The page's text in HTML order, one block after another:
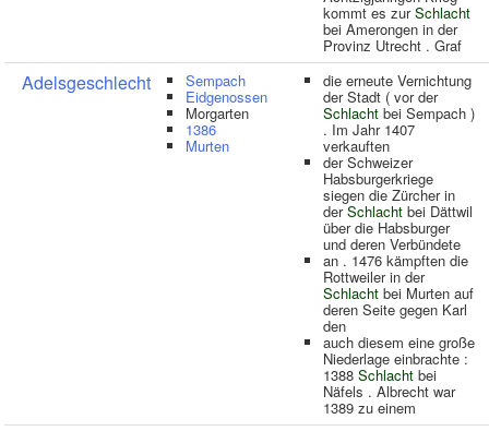
kommt es zurSchlacht
bei Amerongen in der
Provinz Utrecht . Graf
Adelsgeschlecht Sempach
Eidgenossen
Morgarten
1386
Murten
die erneute Vernichtung
der Stadt ( vor der
Schlacht bei Sempach )
. Im Jahr 1407
verkauften
der Schweizer
Habsburgerkriege
siegen die Zürcher in
derSchlacht bei Dättwil
über die Habsburger
und deren Verbündete
an . 1476 kämpften die
Rottweiler in der
Schlacht bei Murten auf
deren Seite gegen Karl
den
auch diesem eine große
Niederlage einbrachte :
1388 Schlacht bei
Näfels . Albrecht war
1389 zu einem